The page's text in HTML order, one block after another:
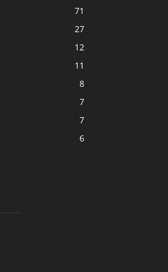
71
27
12
11
8
7
7
6